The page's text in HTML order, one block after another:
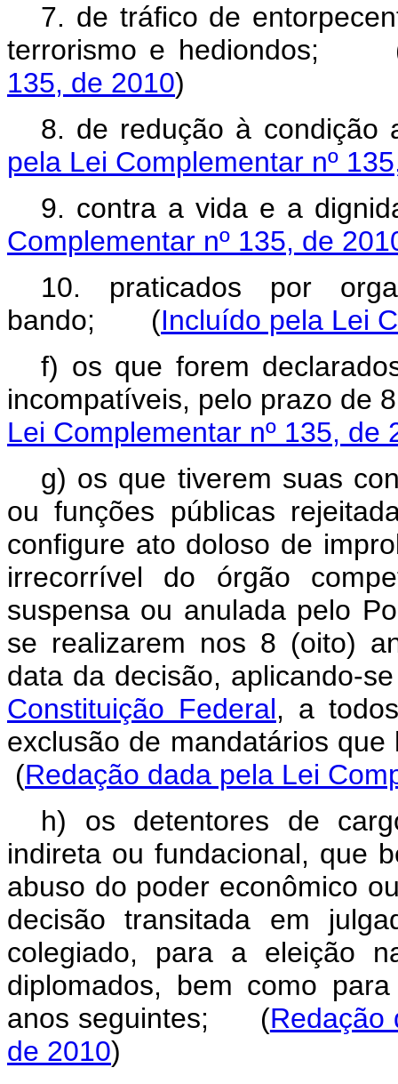
7. de tráfico de
terrorismo e hediondos;
135, de 2010)
8. de redução à
pela Lei Complementar nº
9. contra a vida e a
Complementar nº 135, de
10. praticados por
bando; (Incluído pela Lei
f) os que forem
incompatíveis, pelo prazo de
Lei Complementar nº 135, de
g) os que tiverem suas
ou funções públicas
configure ato doloso de
irrecorrível do órgão
suspensa ou anulada pelo
se realizarem nos 8 (oito)
data da decisão, aplicando-
Constituição Federal, a
exclusão de mandatários
(Redação dada pela Lei
h) os detentores de
indireta ou fundacional, que
abuso do poder econômico
decisão transitada em
colegiado, para a eleição
diplomados, bem como
anos seguintes; (Redação
de 2010)